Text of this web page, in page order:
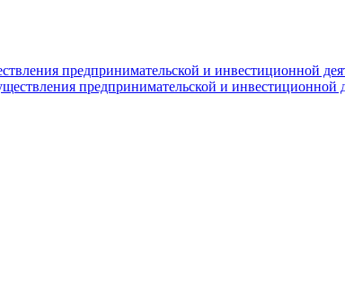
предпринимательской и инвестиционной
предпринимательской и инвестиционной